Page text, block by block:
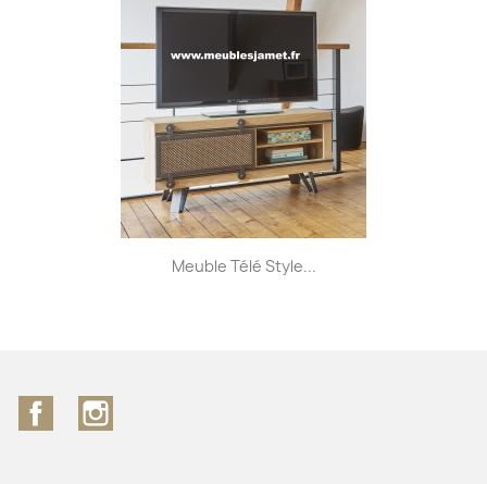
Meuble Télé Style...
Facebook